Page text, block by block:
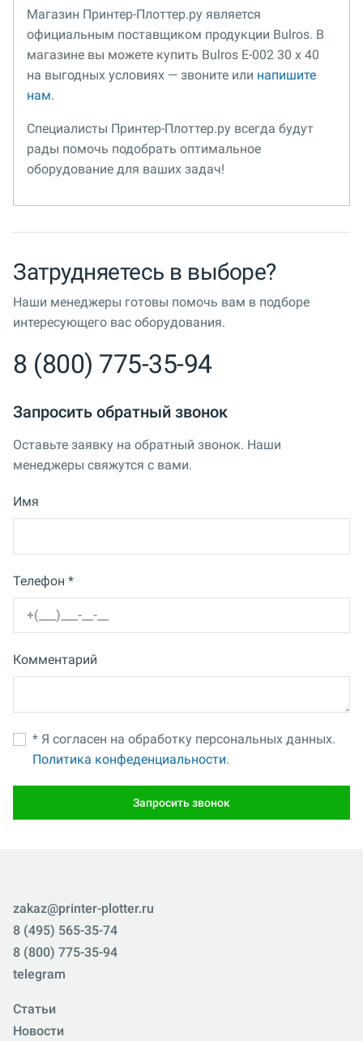
Магазин Принтер-Плоттер.ру является
официальным поставщиком продукции Bulros. В
магазине вы можете купить Bulros E-002 30 х 40
на выгодных условиях — звоните или напишите
нам.
Специалисты Принтер-Плоттер.ру всегда будут
рады помочь подобрать оптимальное
оборудование для ваших задач!
Затрудняетесь в выборе?
Наши менеджеры готовы помочь вам в подборе
интересующего вас оборудования.
8 (800) 775-35-94
Запросить обратный звонок
Оставьте заявку на обратный звонок. Наши
менеджеры свяжутся с вами.
Имя
Телефон *
Комментарий
* Я согласен на обработку персональных данных.
Политика конфеденциальности.
Запросить звонок
zakaz@printer-plotter.ru
8 (495) 565-35-74
8 (800) 775-35-94
telegram
Статьи
Новости